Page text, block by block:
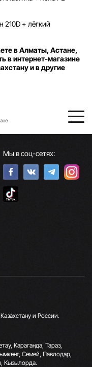
210D + лёгкий
в Алматы, Астане,
в интернет-магазине
и в другие
Мы в соц-сетях:
и России.
Караганда, Тараз,
Семей, Павлодар,
Кызылорда.